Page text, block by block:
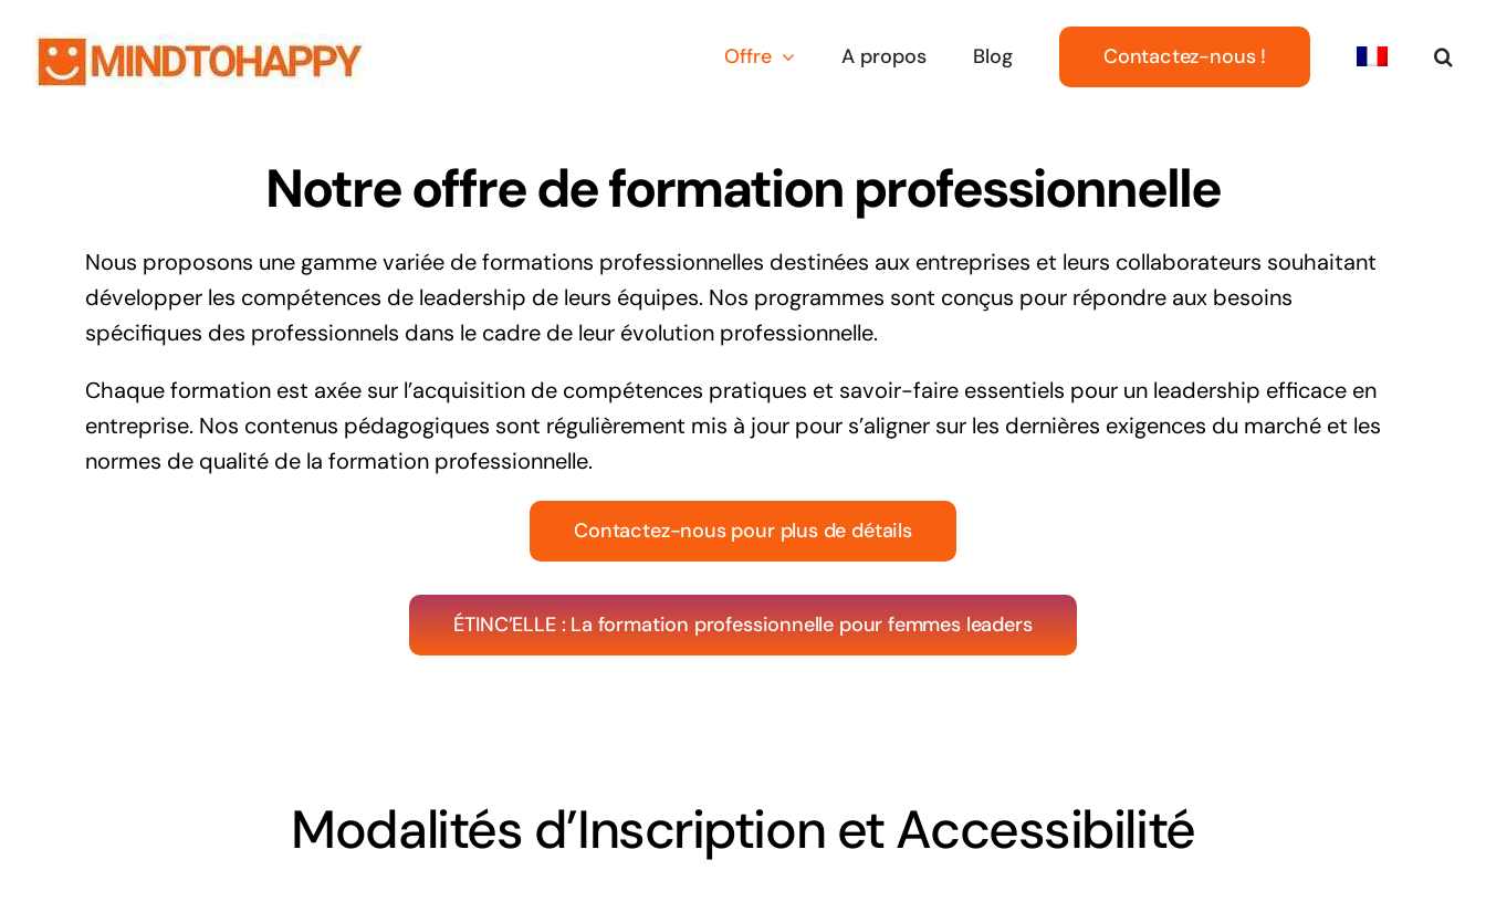
contenu
Offre A propos Blog Contactez-nous !
Notre offre de formation professionnelle
Nous proposons une gamme variée de formations professionnelles destinées aux entreprises et leurs collaborateurs souhaitant
développer les compétences de leadership de leurs équipes. Nos programmes sont conçus pour répondre aux besoins
spécifiques des professionnels dans le cadre de leur évolution professionnelle.
Chaque formation est axée sur l’acquisition de compétences pratiques et savoir-faire essentiels pour un leadership efficace en
entreprise. Nos contenus pédagogiques sont régulièrement mis à jour pour s’aligner sur les dernières exigences du marché et les
normes de qualité de la formation professionnelle.
Contactez-nous pour plus de détails
ÉTINC’ELLE : La formation professionnelle pour femmes leaders
Modalités d’Inscription et Accessibilité